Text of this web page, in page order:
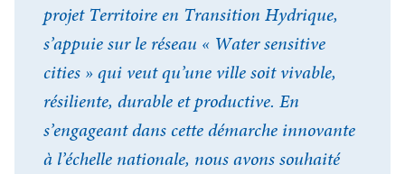
projet Territoire en Transition Hydrique,
s’appuie sur le réseau « Water sensitive
cities » qui veut qu’une ville soit vivable,
résiliente, durable et productive. En
s’engageant dans cette démarche innovante
à l’échelle nationale, nous avons souhaité